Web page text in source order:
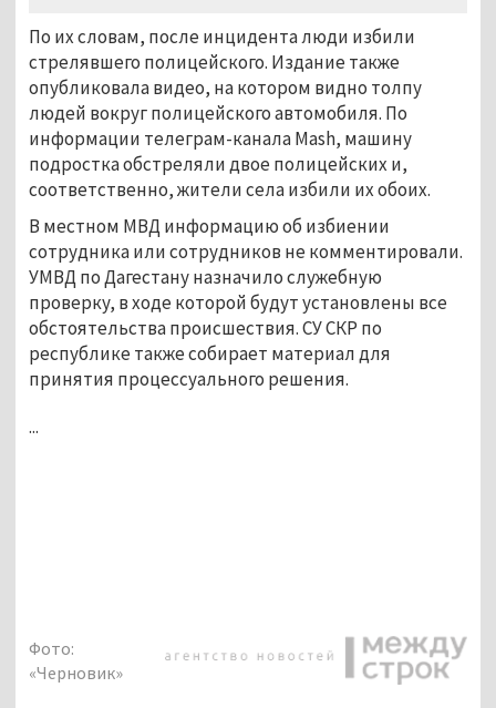
По их словам, после инцидента люди избили
стрелявшего полицейского. Издание также
опубликовала видео, на котором видно толпу
людей вокруг полицейского автомобиля. По
информации телеграм-канала Mash, машину
подростка обстреляли двое полицейских и,
соответственно, жители села избили их обоих.
В местном МВД информацию об избиении
сотрудника или сотрудников не комментировали.
УМВД по Дагестану назначило служебную
проверку, в ходе которой будут установлены все
обстоятельства происшествия. СУ СКР по
республике также собирает материал для
принятия процессуального решения.
...
Фото:
«Черновик»